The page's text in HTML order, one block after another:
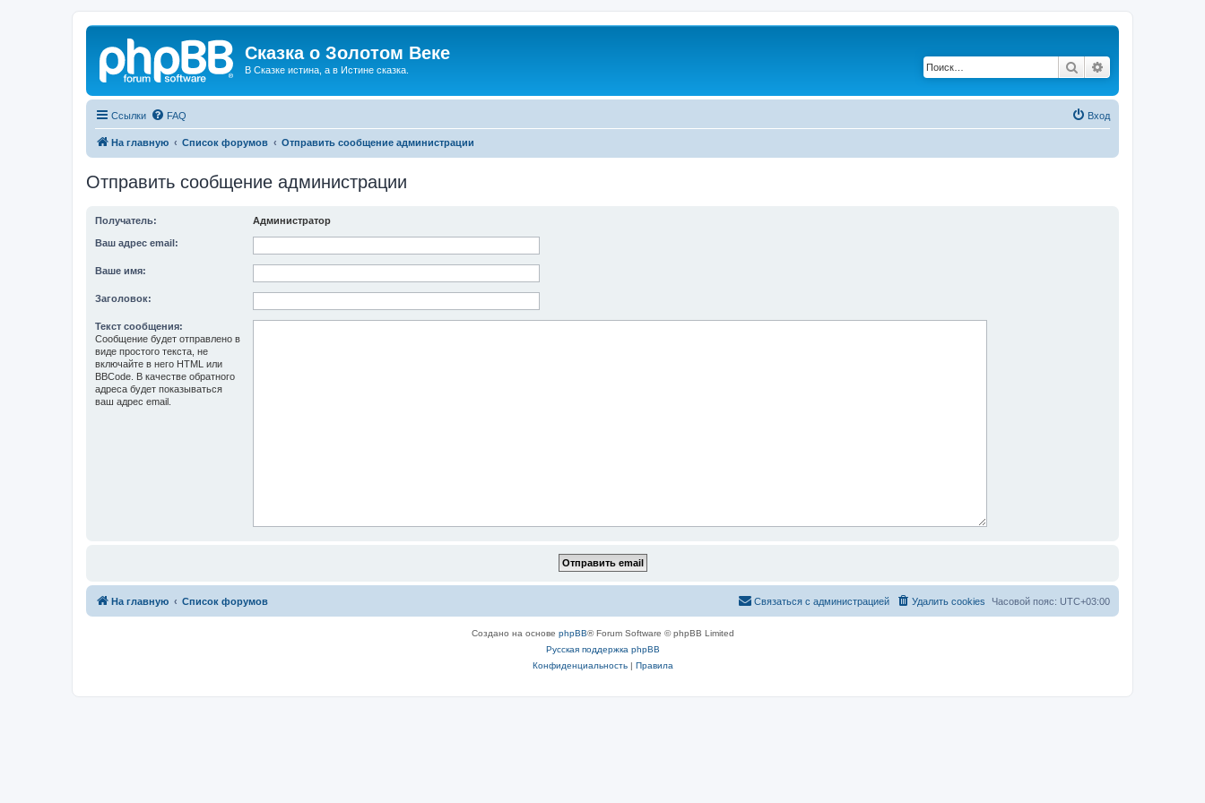
Сказка о Золотом Веке
В Сказке истина, а в Истине сказка. Поиск
Ссылки FAQ Вход
На главную Список форумов Отправить сообщение администрации
Отправить сообщение администрации
Получатель: Администратор
Ваш адрес email:
Ваше имя:
Заголовок:
Текст сообщения:
Сообщение будет отправлено в
виде простого текста, не
включайте в него HTML или
BBCode. В качестве обратного
адреса будет показываться
ваш адрес email.
На главную Список форумов Часовой пояс: UTC+03:00
Удалить cookies
Связаться с администрацией
Создано на основе phpBB® Forum Software © phpBB Limited
Русская поддержка phpBB
Конфиденциальность| Правила